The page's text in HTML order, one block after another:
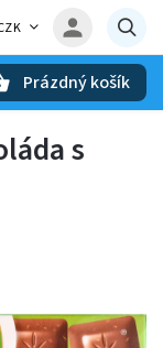
Prázdný košík
s